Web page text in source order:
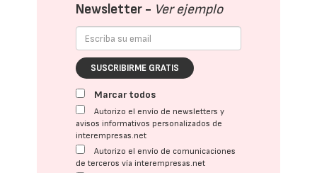
Newsletter - Ver ejemplo
SUSCRIBIRME GRATIS
Marcar todos
Autorizo el envío de newsletters y
avisos informativos personalizados de
interempresas.net
Autorizo el envío de comunicaciones
de terceros vía interempresas.net